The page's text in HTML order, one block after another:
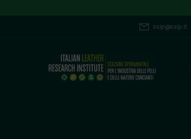
ssip@ssip.it